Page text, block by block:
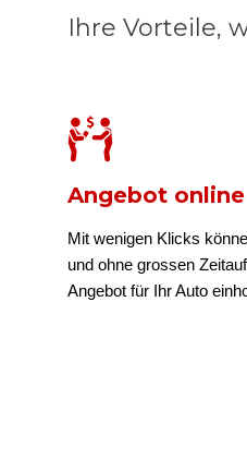
Ihre Vorteile,
Angebot
Mit wenigen Klicks
und ohne grossen
Angebot für Ihr Auto